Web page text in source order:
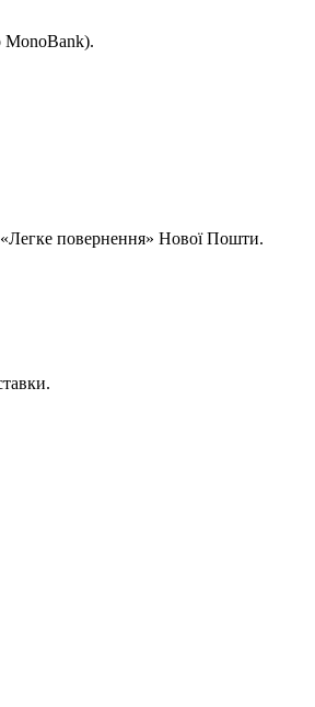
MonoBank).
«Легке повернення» Нової Пошти.